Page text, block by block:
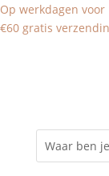
Op werkdagen
€60 gratis